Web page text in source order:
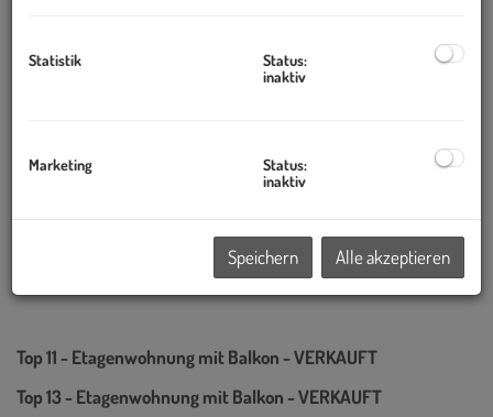
erfahren - das Dachgeschoss wurde soeben neu ausgebaut.Der
neue Lift erschließt alle Geschosse barrierefrei.
Etagenwohnungen kernsaniert. Die eleganten Kleinwohnungen
stehen ebenso zum Verkauf und sind ideale Gästewohnungen für
Perfekt auch als Büro im Haus.
PREISE AB € 4.551,75,- / m² im DACHGESCHOSS!!
Top 11 - Etagenwohnung mit Balkon - VERKAUFT
Top 13 - Etagenwohnung mit Balkon - VERKAUFT
Statistik
Status:
inaktiv
Marketing
Status:
inaktiv
Speichern Alle akzeptieren